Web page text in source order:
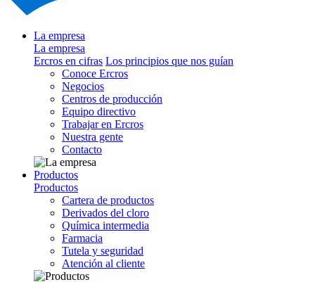
La empresa
La empresa
Ercros en cifras Los principios que nos guían
Conoce Ercros
Negocios
Centros de producción
Equipo directivo
Trabajar en Ercros
Nuestra gente
Contacto
Productos
Productos
Cartera de productos
Derivados del cloro
Química intermedia
Farmacia
Tutela y seguridad
Atención al cliente